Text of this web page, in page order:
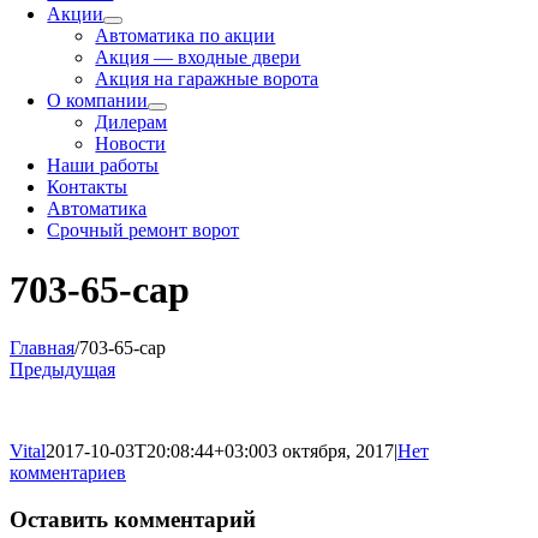
Акции
Автоматика по акции
Акция — входные двери
Акция на гаражные ворота
О компании
Дилерам
Новости
Наши работы
Контакты
Автоматика
Срочный ремонт ворот
703-65-cap
Главная/703-65-cap
Предыдущая
Vital2017-10-03T20:08:44+03:003 октября, 2017|Нет
комментариев
Оставить комментарий